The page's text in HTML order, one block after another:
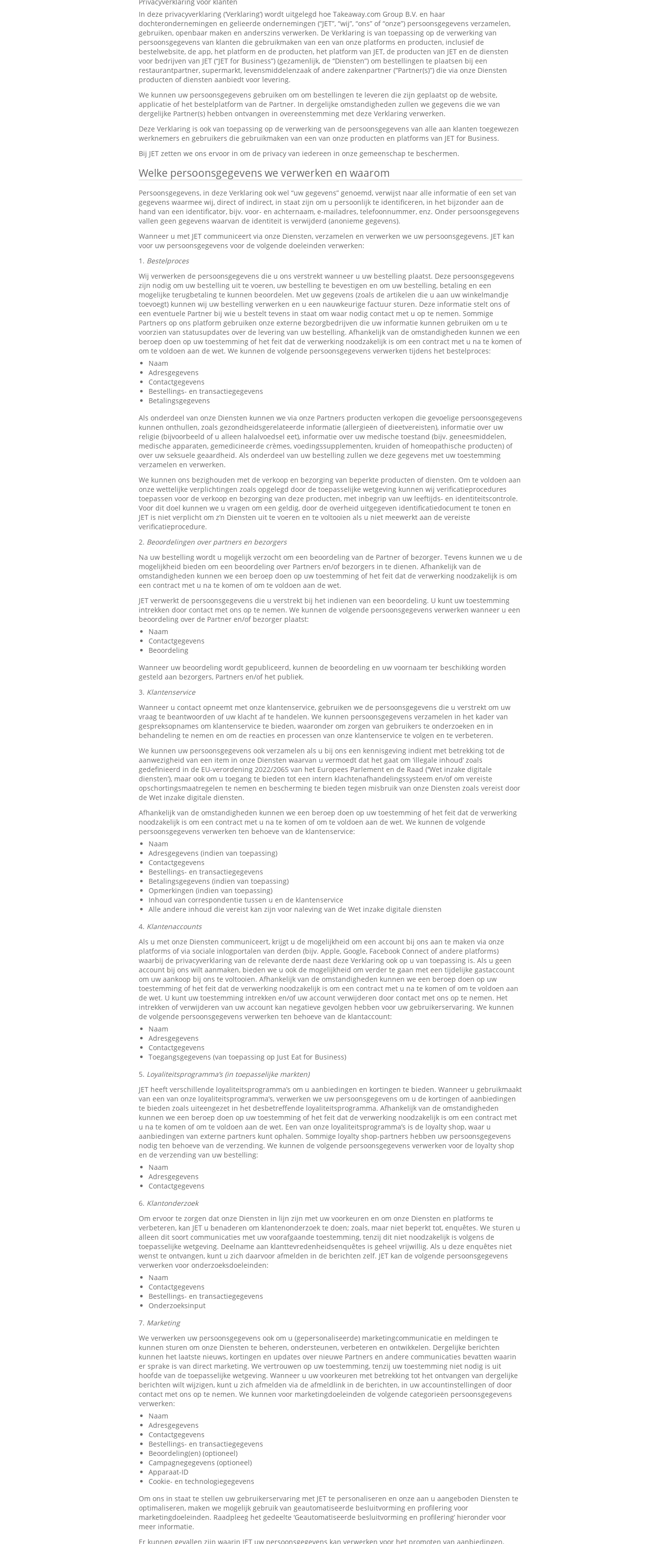
In deze privacyverklaring (‘Verklaring’) wordt uitgelegd hoe Takeaway.com Group B.V. en haar
dochterondernemingen en gelieerde ondernemingen (“JET”, “wij”, “ons” of “onze”) persoonsgegevens verzamelen,
gebruiken, openbaar maken en anderszins verwerken. De Verklaring is van toepassing op de verwerking van
persoonsgegevens van klanten die gebruikmaken van een van onze platforms en producten, inclusief de
bestelwebsite, de app, het platform en de producten, het platform van JET, de producten van JET en de diensten
voor bedrijven van JET (“JET for Business”) (gezamenlijk, de “Diensten”) om bestellingen te plaatsen bij een
restaurantpartner, supermarkt, levensmiddelenzaak of andere zakenpartner (“Partner(s)”) die via onze Diensten
producten of diensten aanbiedt voor levering.
We kunnen uw persoonsgegevens gebruiken om om bestellingen te leveren die zijn geplaatst op de website,
applicatie of het bestelplatform van de Partner. In dergelijke omstandigheden zullen we gegevens die we van
dergelijke Partner(s) hebben ontvangen in overeenstemming met deze Verklaring verwerken.
Deze Verklaring is ook van toepassing op de verwerking van de persoonsgegevens van alle aan klanten toegewezen
werknemers en gebruikers die gebruikmaken van een van onze producten en platforms van JET for Business.
Bij JET zetten we ons ervoor in om de privacy van iedereen in onze gemeenschap te beschermen.
Welke persoonsgegevens we verwerken en waarom
Persoonsgegevens, in deze Verklaring ook wel “uw gegevens” genoemd, verwijst naar alle informatie of een set van
gegevens waarmee wij, direct of indirect, in staat zijn om u persoonlijk te identificeren, in het bijzonder aan de
hand van een identificator, bijv. voor- en achternaam, e-mailadres, telefoonnummer, enz. Onder persoonsgegevens
vallen geen gegevens waarvan de identiteit is verwijderd (anonieme gegevens).
Wanneer u met JET communiceert via onze Diensten, verzamelen en verwerken we uw persoonsgegevens. JET kan
voor uw persoonsgegevens voor de volgende doeleinden verwerken:
1. Bestelproces
Wij verwerken de persoonsgegevens die u ons verstrekt wanneer u uw bestelling plaatst. Deze persoonsgegevens
zijn nodig om uw bestelling uit te voeren, uw bestelling te bevestigen en om uw bestelling, betaling en een
mogelijke terugbetaling te kunnen beoordelen. Met uw gegevens (zoals de artikelen die u aan uw winkelmandje
toevoegt) kunnen wij uw bestelling verwerken en u een nauwkeurige factuur sturen. Deze informatie stelt ons of
een eventuele Partner bij wie u bestelt tevens in staat om waar nodig contact met u op te nemen. Sommige
Partners op ons platform gebruiken onze externe bezorgbedrijven die uw informatie kunnen gebruiken om u te
voorzien van statusupdates over de levering van uw bestelling. Afhankelijk van de omstandigheden kunnen we een
beroep doen op uw toestemming of het feit dat de verwerking noodzakelijk is om een contract met u na te komen of
om te voldoen aan de wet. We kunnen de volgende persoonsgegevens verwerken tijdens het bestelproces:
Naam
Adresgegevens
Contactgegevens
Bestellings- en transactiegegevens
Betalingsgegevens
Als onderdeel van onze Diensten kunnen we via onze Partners producten verkopen die gevoelige persoonsgegevens
kunnen onthullen, zoals gezondheidsgerelateerde informatie (allergieën of dieetvereisten), informatie over uw
religie (bijvoorbeeld of u alleen halalvoedsel eet), informatie over uw medische toestand (bijv. geneesmiddelen,
medische apparaten, gemedicineerde crèmes, voedingssupplementen, kruiden of homeopathische producten) of
over uw seksuele geaardheid. Als onderdeel van uw bestelling zullen we deze gegevens met uw toestemming
verzamelen en verwerken.
We kunnen ons bezighouden met de verkoop en bezorging van beperkte producten of diensten. Om te voldoen aan
onze wettelijke verplichtingen zoals opgelegd door de toepasselijke wetgeving kunnen wij verificatieprocedures
toepassen voor de verkoop en bezorging van deze producten, met inbegrip van uw leeftijds- en identiteitscontrole.
Voor dit doel kunnen we u vragen om een geldig, door de overheid uitgegeven identificatiedocument te tonen en
JET is niet verplicht om z’n Diensten uit te voeren en te voltooien als u niet meewerkt aan de vereiste
verificatieprocedure.
2. Beoordelingen over partners en bezorgers
Na uw bestelling wordt u mogelijk verzocht om een beoordeling van de Partner of bezorger. Tevens kunnen we u de
mogelijkheid bieden om een beoordeling over Partners en/of bezorgers in te dienen. Afhankelijk van de
omstandigheden kunnen we een beroep doen op uw toestemming of het feit dat de verwerking noodzakelijk is om
een contract met u na te komen of om te voldoen aan de wet.
JET verwerkt de persoonsgegevens die u verstrekt bij het indienen van een beoordeling. U kunt uw toestemming
intrekken door contact met ons op te nemen. We kunnen de volgende persoonsgegevens verwerken wanneer u een
beoordeling over de Partner en/of bezorger plaatst:
Naam
Contactgegevens
Beoordeling
Wanneer uw beoordeling wordt gepubliceerd, kunnen de beoordeling en uw voornaam ter beschikking worden
gesteld aan bezorgers, Partners en/of het publiek.
3. Klantenservice
Wanneer u contact opneemt met onze klantenservice, gebruiken we de persoonsgegevens die u verstrekt om uw
vraag te beantwoorden of uw klacht af te handelen. We kunnen persoonsgegevens verzamelen in het kader van
gespreksopnames om klantenservice te bieden, waaronder om zorgen van gebruikers te onderzoeken en in
behandeling te nemen en om de reacties en processen van onze klantenservice te volgen en te verbeteren.
We kunnen uw persoonsgegevens ook verzamelen als u bij ons een kennisgeving indient met betrekking tot de
aanwezigheid van een item in onze Diensten waarvan u vermoedt dat het gaat om ‘illegale inhoud’ zoals
gedefinieerd in de EU-verordening 2022/2065 van het Europees Parlement en de Raad (‘’Wet inzake digitale
diensten’), maar ook om u toegang te bieden tot een intern klachtenafhandelingssysteem en/of om vereiste
opschortingsmaatregelen te nemen en bescherming te bieden tegen misbruik van onze Diensten zoals vereist door
de Wet inzake digitale diensten.
Afhankelijk van de omstandigheden kunnen we een beroep doen op uw toestemming of het feit dat de verwerking
noodzakelijk is om een contract met u na te komen of om te voldoen aan de wet. We kunnen de volgende
persoonsgegevens verwerken ten behoeve van de klantenservice:
Naam
Adresgegevens (indien van toepassing)
Contactgegevens
Bestellings- en transactiegegevens
Betalingsgegevens (indien van toepassing)
Opmerkingen (indien van toepassing)
Inhoud van correspondentie tussen u en de klantenservice
Alle andere inhoud die vereist kan zijn voor naleving van de Wet inzake digitale diensten
4. Klantenaccounts
Als u met onze Diensten communiceert, krijgt u de mogelijkheid om een account bij ons aan te maken via onze
platforms of via sociale inlogportalen van derden (bijv. Apple, Google, Facebook Connect of andere platforms)
waarbij de privacyverklaring van de relevante derde naast deze Verklaring ook op u van toepassing is. Als u geen
account bij ons wilt aanmaken, bieden we u ook de mogelijkheid om verder te gaan met een tijdelijke gastaccount
om uw aankoop bij ons te voltooien. Afhankelijk van de omstandigheden kunnen we een beroep doen op uw
toestemming of het feit dat de verwerking noodzakelijk is om een contract met u na te komen of om te voldoen aan
de wet. U kunt uw toestemming intrekken en/of uw account verwijderen door contact met ons op te nemen. Het
intrekken of verwijderen van uw account kan negatieve gevolgen hebben voor uw gebruikerservaring. We kunnen
de volgende persoonsgegevens verwerken ten behoeve van de klantaccount:
Naam
Adresgegevens
Contactgegevens
Toegangsgegevens (van toepassing op Just Eat for Business)
5. Loyaliteitsprogramma’s (in toepasselijke markten)
JET heeft verschillende loyaliteitsprogramma’s om u aanbiedingen en kortingen te bieden. Wanneer u gebruikmaakt
van een van onze loyaliteitsprogramma’s, verwerken we uw persoonsgegevens om u de kortingen of aanbiedingen
te bieden zoals uiteengezet in het desbetreffende loyaliteitsprogramma. Afhankelijk van de omstandigheden
kunnen we een beroep doen op uw toestemming of het feit dat de verwerking noodzakelijk is om een contract met
u na te komen of om te voldoen aan de wet. Een van onze loyaliteitsprogramma’s is de loyalty shop, waar u
aanbiedingen van externe partners kunt ophalen. Sommige loyalty shop-partners hebben uw persoonsgegevens
nodig ten behoeve van de verzending. We kunnen de volgende persoonsgegevens verwerken voor de loyalty shop
en de verzending van uw bestelling:
Naam
Adresgegevens
Contactgegevens
6. Klantonderzoek
Om ervoor te zorgen dat onze Diensten in lijn zijn met uw voorkeuren en om onze Diensten en platforms te
verbeteren, kan JET u benaderen om klantenonderzoek te doen; zoals, maar niet beperkt tot, enquêtes. We sturen u
alleen dit soort communicaties met uw voorafgaande toestemming, tenzij dit niet noodzakelijk is volgens de
toepasselijke wetgeving. Deelname aan klanttevredenheidsenquêtes is geheel vrijwillig. Als u deze enquêtes niet
wenst te ontvangen, kunt u zich daarvoor afmelden in de berichten zelf. JET kan de volgende persoonsgegevens
verwerken voor onderzoeksdoeleinden:
Naam
Contactgegevens
Bestellings- en transactiegegevens
Onderzoeksinput
7. Marketing
We verwerken uw persoonsgegevens ook om u (gepersonaliseerde) marketingcommunicatie en meldingen te
kunnen sturen om onze Diensten te beheren, ondersteunen, verbeteren en ontwikkelen. Dergelijke berichten
kunnen het laatste nieuws, kortingen en updates over nieuwe Partners en andere communicaties bevatten waarin
er sprake is van direct marketing. We vertrouwen op uw toestemming, tenzij uw toestemming niet nodig is uit
hoofde van de toepasselijke wetgeving. Wanneer u uw voorkeuren met betrekking tot het ontvangen van dergelijke
berichten wilt wijzigen, kunt u zich afmelden via de afmeldlink in de berichten, in uw accountinstellingen of door
contact met ons op te nemen. We kunnen voor marketingdoeleinden de volgende categorieën persoonsgegevens
verwerken:
Naam
Adresgegevens
Contactgegevens
Bestellings- en transactiegegevens
Beoordeling(en) (optioneel)
Campagnegegevens (optioneel)
Apparaat-ID
Cookie- en technologiegegevens
Om ons in staat te stellen uw gebruikerservaring met JET te personaliseren en onze aan u aangeboden Diensten te
optimaliseren, maken we mogelijk gebruik van geautomatiseerde besluitvorming en profilering voor
marketingdoeleinden. Raadpleeg het gedeelte ‘Geautomatiseerde besluitvorming en profilering’ hieronder voor
meer informatie.
Er kunnen gevallen zijn waarin JET uw persoonsgegevens kan verwerken voor het promoten van aanbiedingen,